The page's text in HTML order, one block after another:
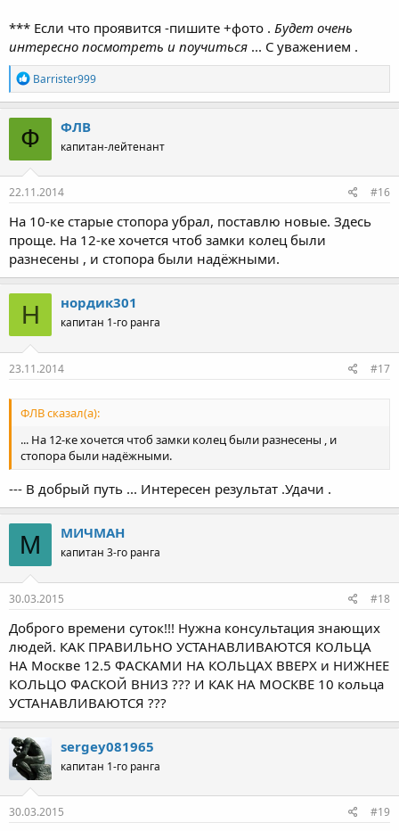
*** Если что проявится -пишите +фото . Будет очень
интересно посмотреть и поучиться ... С уважением .
Р
е
а
к
ц
и
и
:
Barrister999
Ф ФЛВ
капитан-лейтенант
22.11.2014 #16
На 10-ке старые стопора убрал, поставлю новые. Здесь
проще. На 12-ке хочется чтоб замки колец были
разнесены , и стопора были надёжными.
Н нордик301
капитан 1-го ранга
23.11.2014 #17
ФЛВ сказал(а):
... На 12-ке хочется чтоб замки колец были разнесены , и
стопора были надёжными.
--- В добрый путь ... Интересен результат .Удачи .
М МИЧМАН
капитан 3-го ранга
30.03.2015 #18
Доброго времени суток!!! Нужна консультация знающих
людей. КАК ПРАВИЛЬНО УСТАНАВЛИВАЮТСЯ КОЛЬЦА
НА Москве 12.5 ФАСКАМИ НА КОЛЬЦАХ ВВЕРХ и НИЖНЕЕ
КОЛЬЦО ФАСКОЙ ВНИЗ ??? И КАК НА МОСКВЕ 10 кольца
УСТАНАВЛИВАЮТСЯ ???
sergey081965
капитан 1-го ранга
30.03.2015 #19